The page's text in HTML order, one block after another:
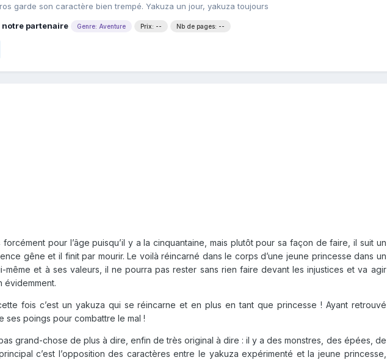
garde son caractère bien trempé. Yakuza un jour, yakuza toujours
partenaire Genre: Aventure Prix: -- Nb de pages: --
pour l’âge puisqu’il y a la cinquantaine, mais plutôt pour sa façon de faire, il suit un
gêne et il finit par mourir. Le voilà réincarné dans le corps d’une jeune princesse dans un
même et à ses valeurs, il ne pourra pas rester sans rien faire devant les injustices et va agir
évidemment.
fois c’est un yakuza qui se réincarne et en plus en tant que princesse ! Ayant retrouvé
ses poings pour combattre le mal !
pas grand-chose de plus à dire, enfin de très original à dire : il y a des monstres, des épées, de
c’est l’opposition des caractères entre le yakuza expérimenté et la jeune princesse,